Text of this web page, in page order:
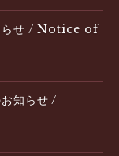
らせ / Notice of
知らせ /